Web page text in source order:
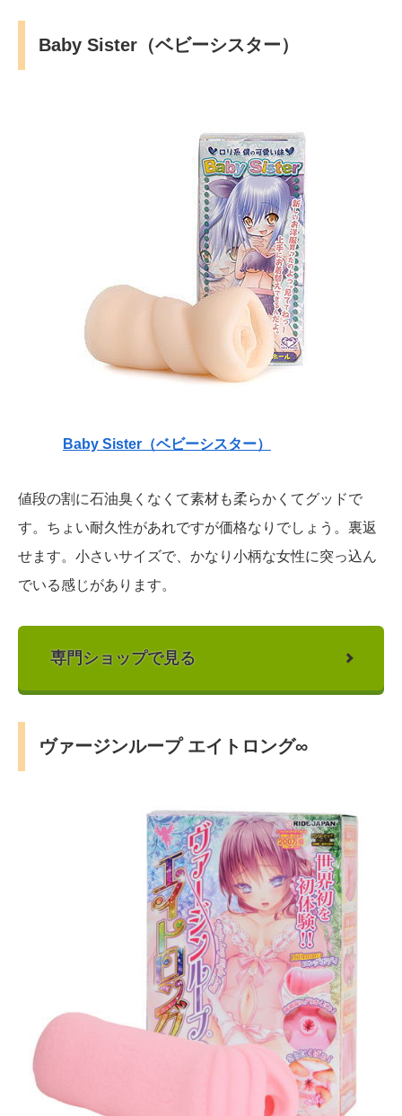
Baby Sister（ベビーシスター）
Baby Sister（ベビーシスター）
値段の割に石油臭くなくて素材も柔らかくてグッドで
す。ちょい耐久性があれですが価格なりでしょう。裏返
せます。小さいサイズで、かなり小柄な女性に突っ込ん
でいる感じがあります。
専門ショップで見る
ヴァージンループ エイトロング∞